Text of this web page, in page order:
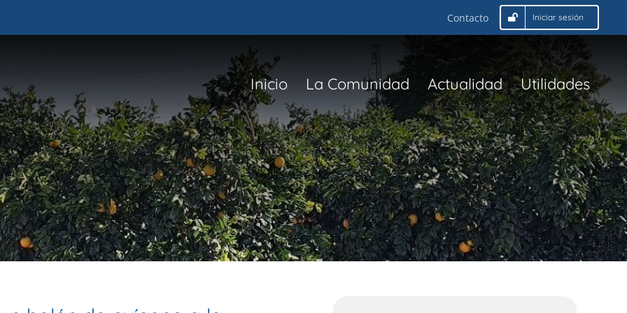
Contacto Iniciar sesión
Inicio La Comunidad Actualidad Utilidades